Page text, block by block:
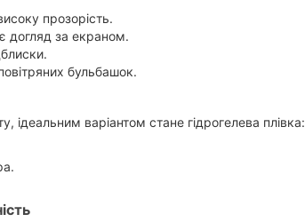
прозорість.
догляд за екраном.
бульбашок.
варіантом стане гідрогелева плівка: